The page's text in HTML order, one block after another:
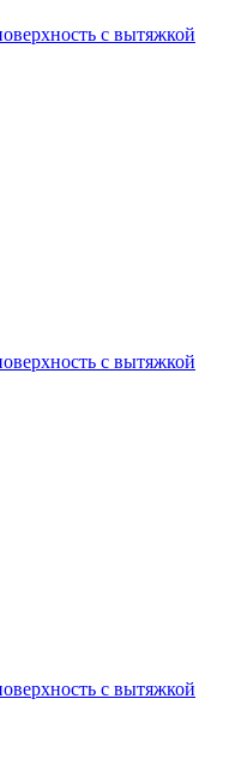
с вытяжкой
с вытяжкой
с вытяжкой